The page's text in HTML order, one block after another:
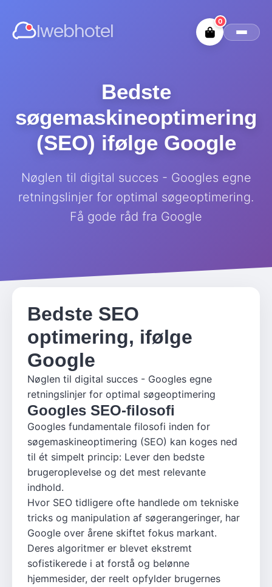
Iwebhotel
0
Bedste
søgemaskineoptimering
(SEO) ifølge Google
Nøglen til digital succes - Googles egne
retningslinjer for optimal søgeoptimering.
Få gode råd fra Google
Bedste SEO
optimering, ifølge
Google
Nøglen til digital succes - Googles egne
retningslinjer for optimal søgeoptimering
Googles SEO-filosofi
Googles fundamentale filosofi inden for
søgemaskineoptimering (SEO) kan koges ned
til ét simpelt princip: Lever den bedste
brugeroplevelse og det mest relevante
indhold.
Hvor SEO tidligere ofte handlede om tekniske
tricks og manipulation af søgerangeringer, har
Google over årene skiftet fokus markant.
Deres algoritmer er blevet ekstremt
sofistikerede i at forstå og belønne
hjemmesider, der reelt opfylder brugernes